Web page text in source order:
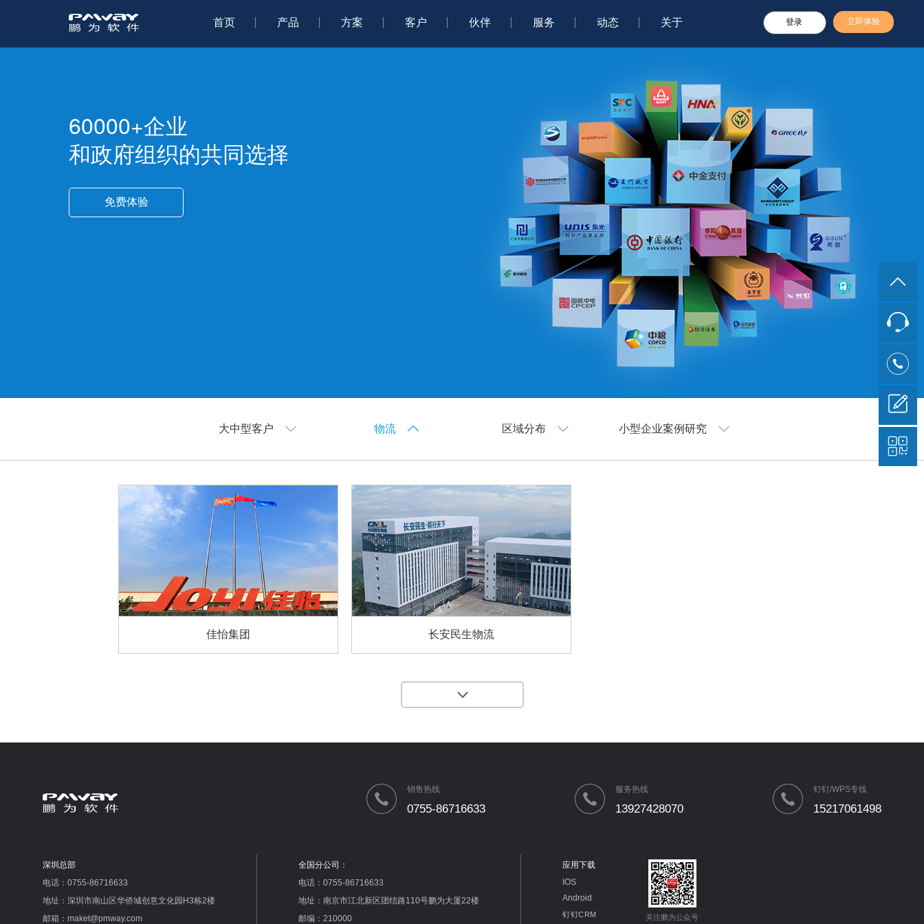
登录 立即体验
首页 产品 方案 客户 伙伴 服务 动态 关于
60000+企业
和政府组织的共同选择
免费体验
大中型客户 物流 区域分布 小型企业案例研究
佳怡集团 长安民生物流
钉钉/WPS专线
15217061498
服务热线
13927428070
销售热线
0755-86716633
深圳总部
电话：0755-86716633
地址：深圳市南山区华侨城创意文化园H3栋2楼
邮箱：maket@pmway.com
全国分公司：
电话：0755-86716633
地址：南京市江北新区团结路110号鹏为大厦22楼
邮编：210000
应用下载
IOS
Android
钉钉CRM 关注鹏为公众号